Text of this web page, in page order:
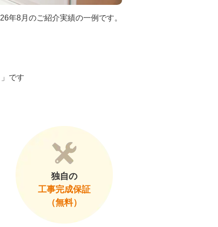
年8月のご紹介実績の一例です。
です
独自の
工事完成保証
（無料）